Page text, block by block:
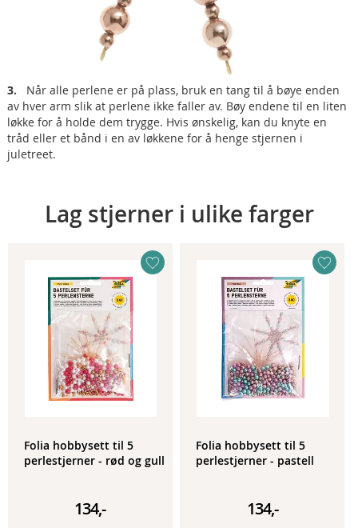
3. Når alle perlene er på plass, bruk en tang til å bøye enden
av hver arm slik at perlene ikke faller av. Bøy endene til en liten
løkke for å holde dem trygge. Hvis ønskelig, kan du knyte en
tråd eller et bånd i en av løkkene for å henge stjernen i
juletreet.
Lag stjerner i ulike farger
Folia hobbysett til 5
perlestjerner - rød og gull
134,-
Folia hobbysett til 5
perlestjerner - pastell
134,-